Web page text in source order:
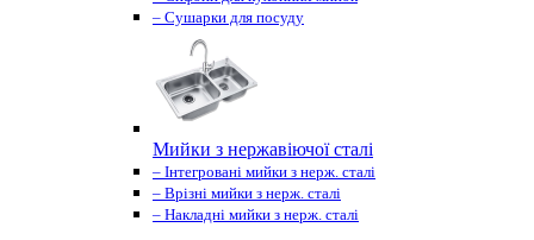
– Сушарки для посуду
Мийки з нержавіючої сталі
– Інтегровані мийки з нерж. сталі
– Врізні мийки з нерж. сталі
– Накладні мийки з нерж. сталі